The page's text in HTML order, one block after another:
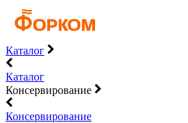
Каталог
Каталог
Консервирование
Консервирование